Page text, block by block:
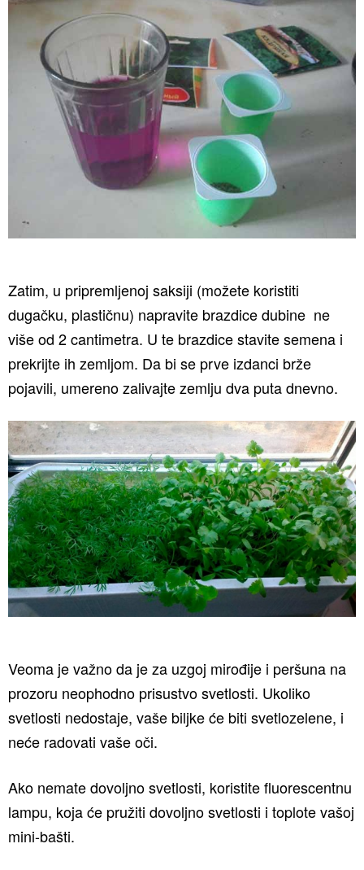
Zatim, u pripremljenoj saksiji (možete koristiti
dugačku, plastičnu) napravite brazdice dubine ne
više od 2 cantimetra. U te brazdice stavite semena i
prekrijte ih zemljom. Da bi se prve izdanci brže
pojavili, umereno zalivajte zemlju dva puta dnevno.
Veoma je važno da je za uzgoj mirođije i peršuna na
prozoru neophodno prisustvo svetlosti. Ukoliko
svetlosti nedostaje, vaše biljke će biti svetlozelene, i
neće radovati vaše oči.
Ako nemate dovoljno svetlosti, koristite fluorescentnu
lampu, koja će pružiti dovoljno svetlosti i toplote vašoj
mini-bašti.